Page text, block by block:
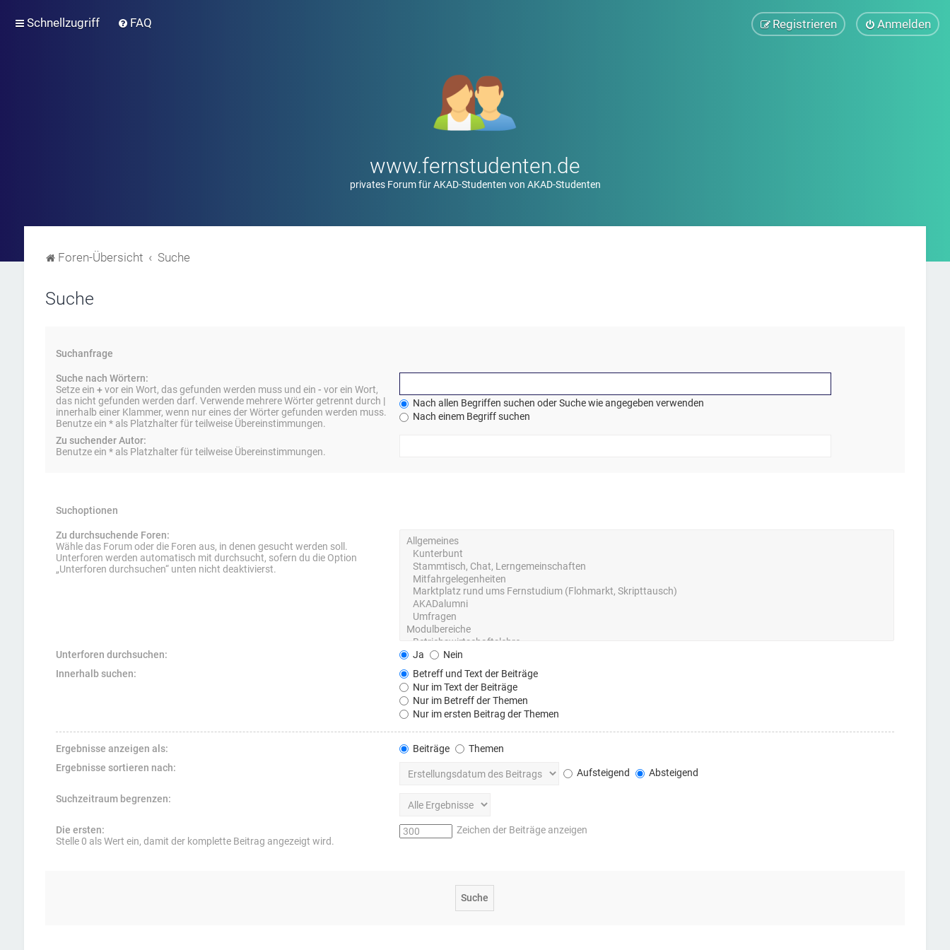
Schnellzugriff FAQ Anmelden
Registrieren
www.fernstudenten.de
privates Forum für AKAD-Studenten von AKAD-Studenten
Foren-Übersicht Suche
Suche
Suchanfrage
Suche nach Wörtern:
Setze ein +vor ein Wort, das gefunden werden muss und ein - vor ein Wort,
das nicht gefunden werden darf. Verwende mehrere Wörter getrennt durch |
innerhalb einer Klammer, wenn nur eines der Wörter gefunden werden muss.
Benutze ein * als Platzhalter für teilweise Übereinstimmungen.
Nach allen Begriffen suchen oder Suche wie angegeben verwenden
Nach einem Begriff suchen
Zu suchender Autor:
Benutze ein * als Platzhalter für teilweise Übereinstimmungen.
Suchoptionen
Zu durchsuchende Foren:
Wähle das Forum oder die Foren aus, in denen gesucht werden soll.
Unterforen werden automatisch mit durchsucht, sofern du die Option
„Unterforen durchsuchen“ unten nicht deaktivierst.
Unterforen durchsuchen: Ja
Nein
Innerhalb suchen:
Betreff und Text der Beiträge
Nur im Text der Beiträge
Nur im Betreff der Themen
Nur im ersten Beitrag der Themen
Ergebnisse anzeigen als: Beiträge
Themen
Ergebnisse sortieren nach:
Aufsteigend Absteigend
Suchzeitraum begrenzen:
Die ersten:
Stelle 0 als Wert ein, damit der komplette Beitrag angezeigt wird.
Zeichen der Beiträge anzeigen